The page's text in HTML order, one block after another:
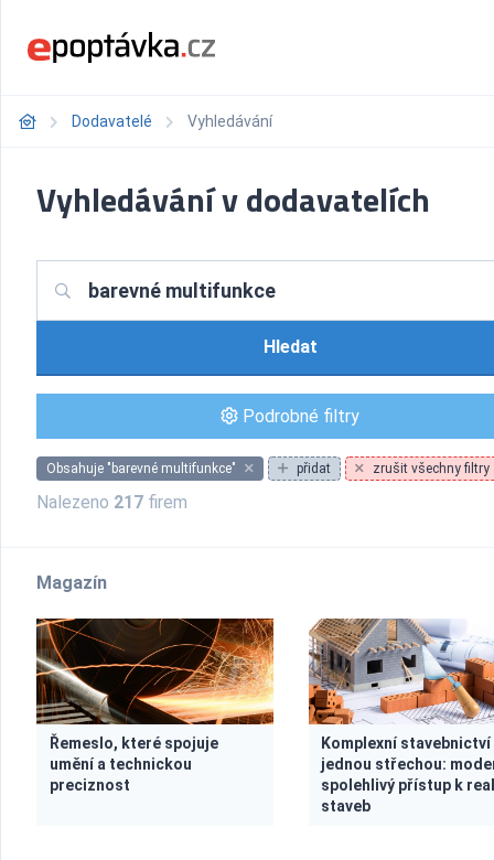
Dodavatelé Vyhledávání
Vyhledávání v dodavatelích
Hledat
Podrobné filtry
Obsahuje "barevné multifunkce" přidat zrušit všechny filtry
Nalezeno 217 firem
Magazín
Řemeslo, které spojuje
umění a technickou
preciznost
Komplexní
jednou střechou:
spolehlivý přístup k
staveb